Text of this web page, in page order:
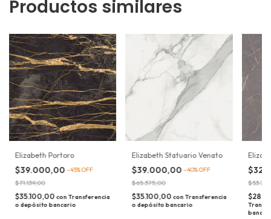
Productos similares
Elizabeth Portoro
$39.000,00 -45%OFF
$71.139,00
$35.100,00 con Transferencia
o depósito bancario
Elizabeth Statuario Venato
$39.000,00 -40%OFF
$65.375,00
$35.100,00 conTransferencia
o depósito bancario